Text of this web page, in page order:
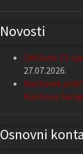
Novosti
Održana 13.
27.07.2026.
Nastavak
Kantona
Osnovni